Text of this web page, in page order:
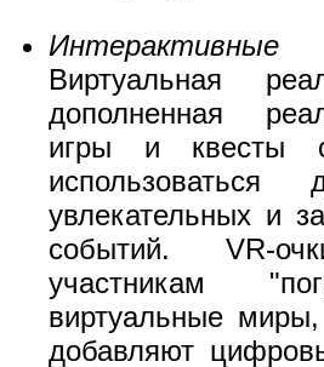
Виртуальная
дополненная
игры и квесты
использоваться
увлекательных и
событий. VR-
участникам
виртуальные миры,
добавляют